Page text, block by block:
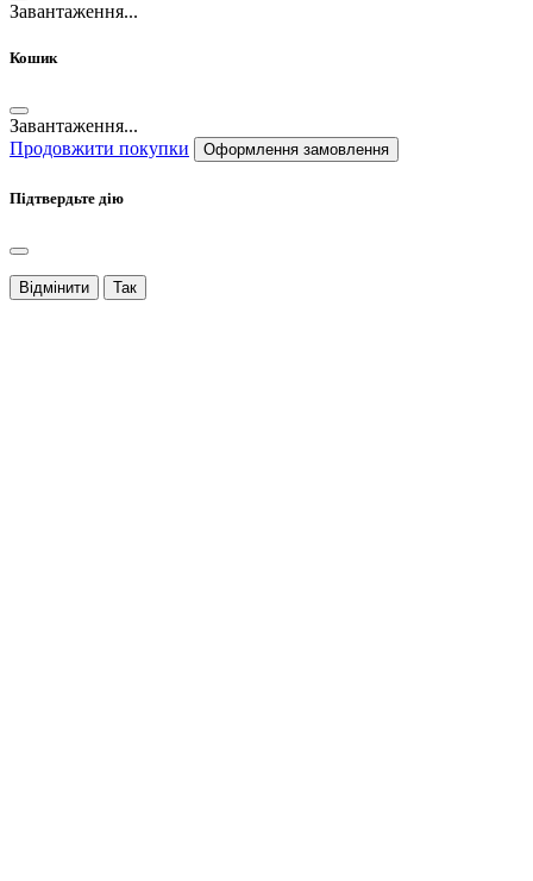
Завантаження...
Кошик
Завантаження...
Продовжити покупки
Оформлення замовлення
Підтвердьте дію
Відмінити Так